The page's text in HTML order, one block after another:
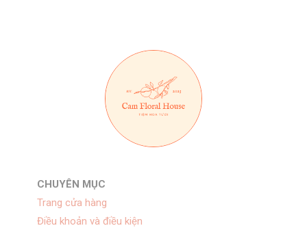
CHUYÊN MỤC
Trang cửa hàng
Điều khoản và điều kiện